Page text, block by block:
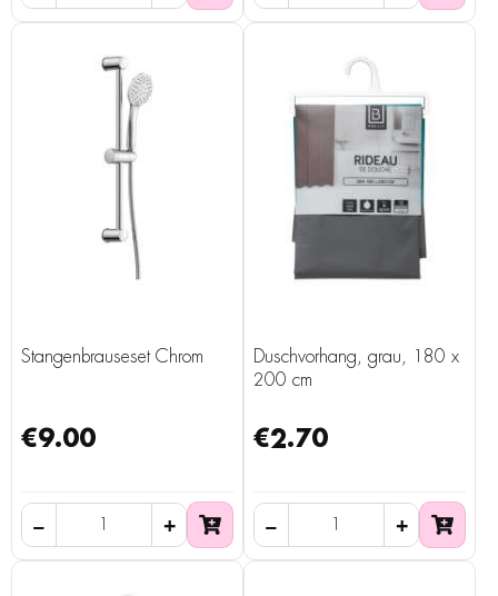
Stangenbrauseset Chrom
€9.00
Duschvorhang, grau, 180 x
200 cm
€2.70